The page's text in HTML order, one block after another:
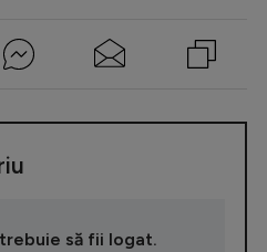
să fii logat.